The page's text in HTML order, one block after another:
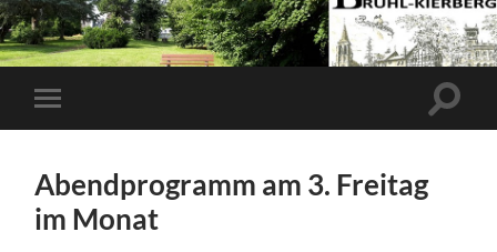
Mobile-
Menü
Abendprogramm am 3. Freitag
im Monat